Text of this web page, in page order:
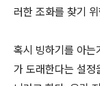
러한 조화를 찾기
혹시 빙하기를 아는
가 도래한다는 설정